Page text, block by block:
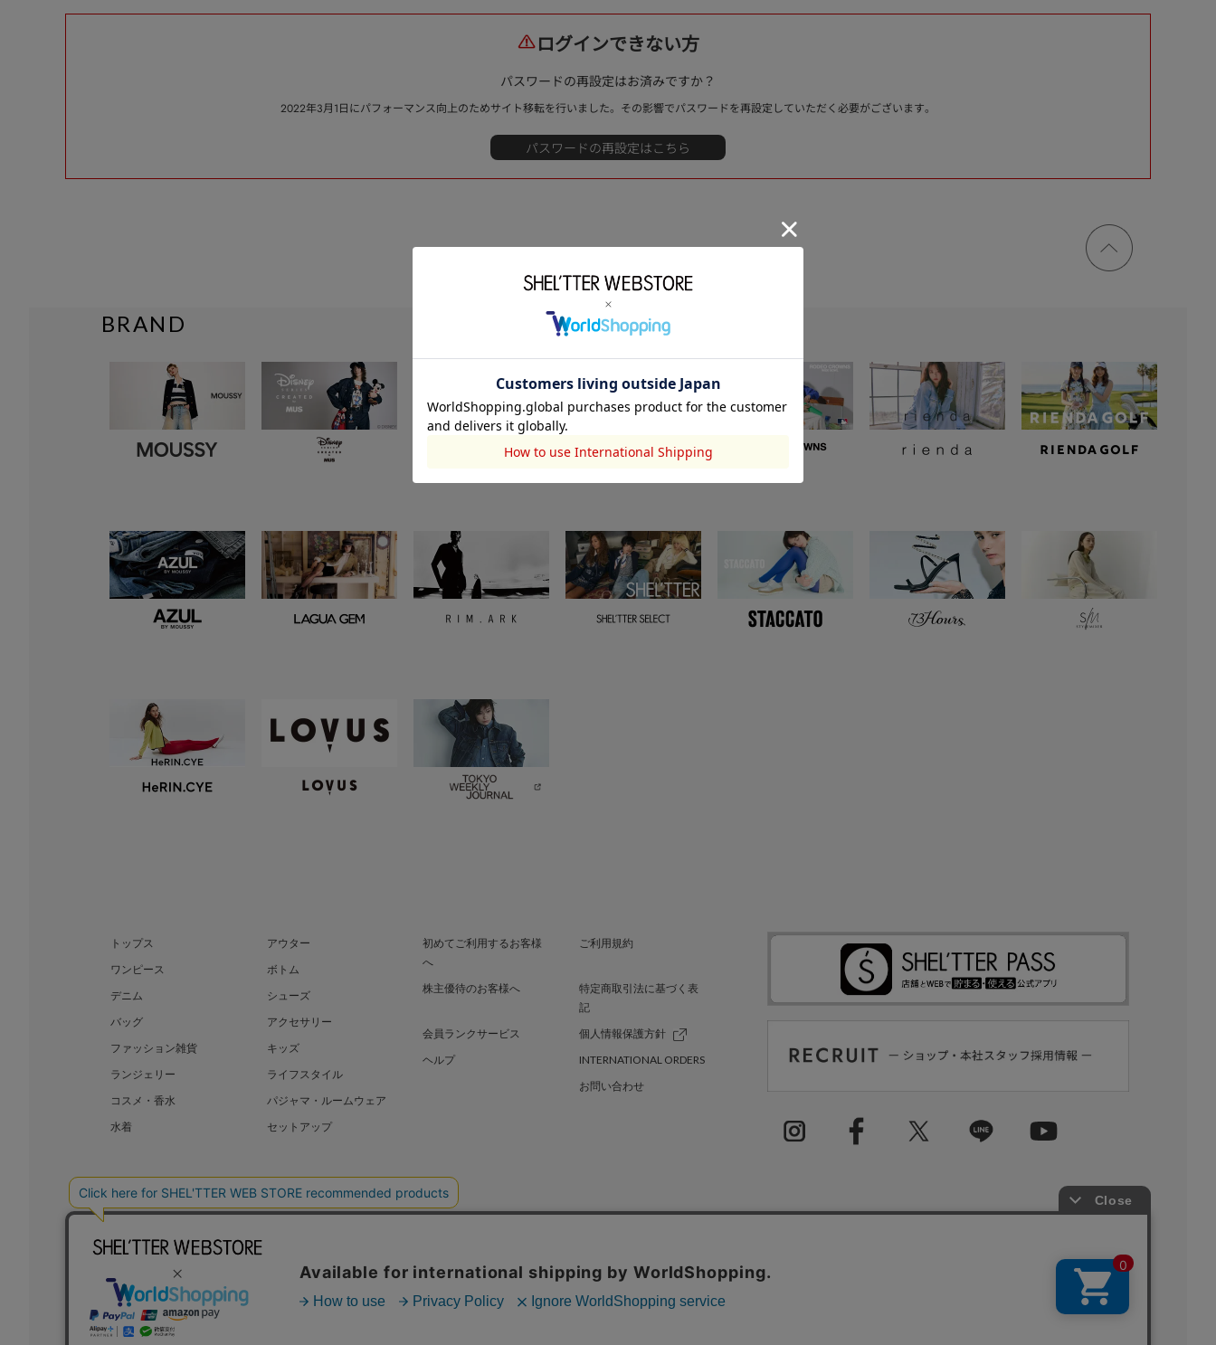
ログインできない方
パスワードの再設定はお済みですか？
2022年3月1日にパフォーマンス向上のためサイト移転を行いました。その影響でパスワードを再設定していただく必要がございます。
ページ
トップ
BRAND
トップス
アウター
ワンピース
ボトム
デニム
シューズ
バッグ
アクセサリー
ファッション雑貨
キッズ
ランジェリー
ライフスタイル
コスメ・香水
パジャマ・ルームウェア
水着
セットアップ
初めてご利用するお客様
へ
ご利用規約
株主優待のお客様へ
特定商取引法に基づく表
記
会員ランクサービス
個人情報保護方針
ヘルプ
INTERNATIONAL ORDERS
お問い合わせ
BAROQUE JAPAN LIMITED SHEL’TTER GREEN 採用情報
COPYRIGHT © BAROQUE JAPAN LIMITED ALL RIGHTS RESERVED.